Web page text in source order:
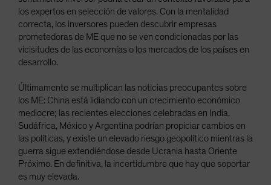
los expertos en selección de valores. Con la mentalidad
correcta, los inversores pueden descubrir empresas
prometedoras de ME que no se ven condicionadas por las
vicisitudes de las economías o los mercados de los países en
desarrollo.
Últimamente se multiplican las noticias preocupantes sobre
los ME: China está lidiando con un crecimiento económico
mediocre; las recientes elecciones celebradas en India,
Sudáfrica, México y Argentina podrían propiciar cambios en
las políticas, y existe un elevado riesgo geopolítico mientras la
guerra sigue extendiéndose desde Ucrania hasta Oriente
Próximo. En definitiva, la incertidumbre que hay que soportar
es muy elevada.